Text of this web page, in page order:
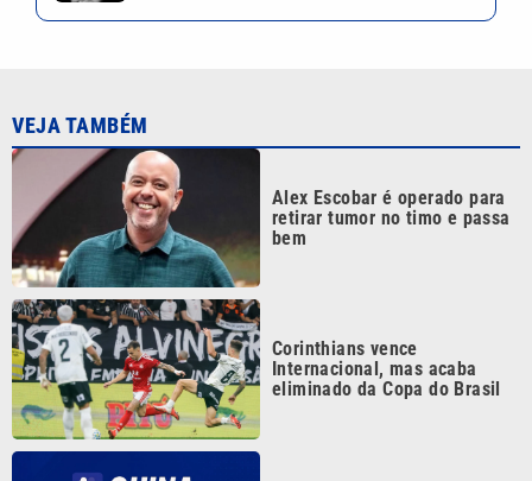
VEJA TAMBÉM
Alex Escobar é operado para
retirar tumor no timo e passa
bem
Corinthians vence
Internacional, mas acaba
eliminado da Copa do Brasil